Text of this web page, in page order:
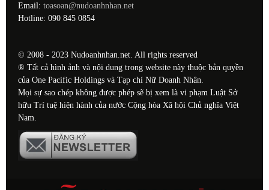
Email: toasoan@nudoanhnhan.net
Hotline: 090 845 0854
© 2008 - 2023 Nudoanhnhan.net. All rights reserved
® Tất cả hình ảnh và nội dung trong website này thuộc bản quyền
của One Pacific Holdings và Tạp chí Nữ Doanh Nhân.
Mọi sự sao chép không được phép sẽ bị xem là vi phạm Luật Sở
hữu Trí tuệ hiện hành của nước Cộng hòa Xã hội Chủ nghĩa Việt
Nam.